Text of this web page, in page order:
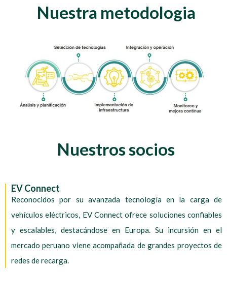
Nuestra metodologia
Nuestros socios
EV Connect
Reconocidos por su avanzada tecnología en la carga de
vehículos eléctricos, EV Connect ofrece soluciones confiables
y escalables, destacándose en Europa. Su incursión en el
mercado peruano viene acompañada de grandes proyectos de
redes de recarga.